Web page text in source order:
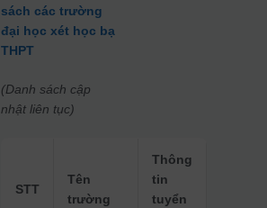
sách các trường
đại học xét học bạ
THPT
(Danh sách cập
nhật liên tục)
STT
Tên
trường
Thông
tin
tuyển